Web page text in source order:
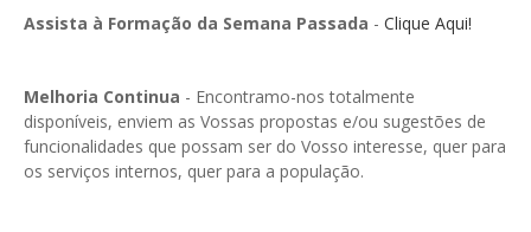
GESPopulação
GESRecrutamento
Assista à Formação da Semana Passada - Clique Aqui!
Melhoria Continua - Encontramo-nos totalmente
disponíveis, enviem as Vossas propostas e/ou sugestões de
funcionalidades que possam ser do Vosso interesse, quer para
os serviços internos, quer para a população.